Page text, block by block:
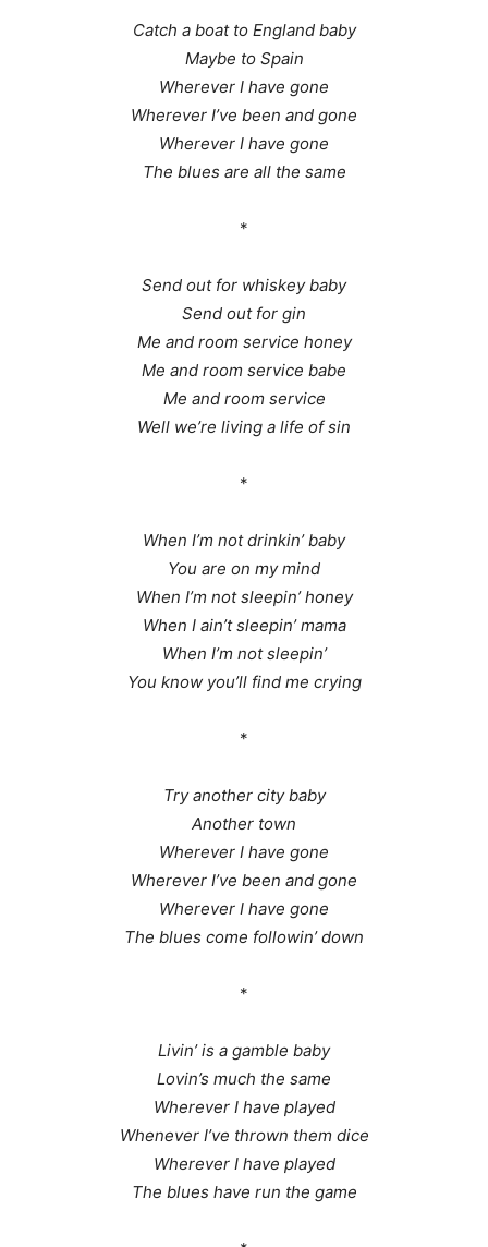
Catch a boat to England baby
Maybe to Spain
Wherever I have gone
Wherever I’ve been and gone
Wherever I have gone
The blues are all the same
*
Send out for whiskey baby
Send out for gin
Me and room service honey
Me and room service babe
Me and room service
Well we’re living a life of sin
*
When I’m not drinkin’ baby
You are on my mind
When I’m not sleepin’ honey
When I ain’t sleepin’ mama
When I’m not sleepin’
You know you’ll find me crying
*
Try another city baby
Another town
Wherever I have gone
Wherever I’ve been and gone
Wherever I have gone
The blues come followin’ down
*
Livin’ is a gamble baby
Lovin’s much the same
Wherever I have played
Whenever I’ve thrown them dice
Wherever I have played
The blues have run the game